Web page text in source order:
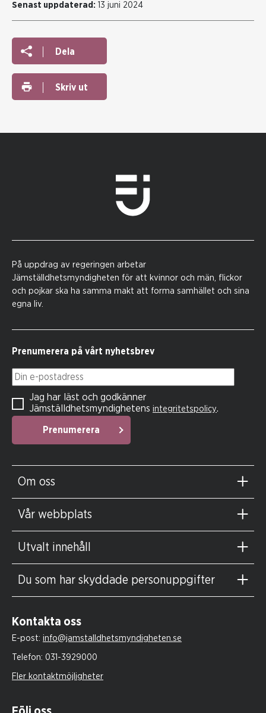
Senast uppdaterad: 13 juni 2024
Dela
Skriv ut
På uppdrag av regeringen arbetar
Jämställdhetsmyndigheten för att kvinnor och män, flickor
och pojkar ska ha samma makt att forma samhället och sina
egna liv.
Prenumerera på vårt nyhetsbrev
Din e-postadress
Prenumerera
Jag har läst och godkänner
Jämställdhetsmyndighetens integritetspolicy.
Om oss
Vår webbplats
Utvalt innehåll
Du som har skyddade personuppgifter
Kontakta oss
E-post: info@jamstalldhetsmyndigheten.se
Telefon: 031-3929000
Fler kontaktmöjligheter